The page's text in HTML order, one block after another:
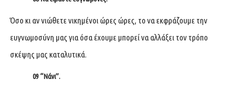
Όσο κι αν νιώθετε νικημένοι ώρες ώρες, το να εκφράζουμε την
ευγνωμοσύνη μας για όσα έχουμε μπορεί να αλλάξει τον τρόπο
σκέψης μας καταλυτικά.
09“Νάνι”.